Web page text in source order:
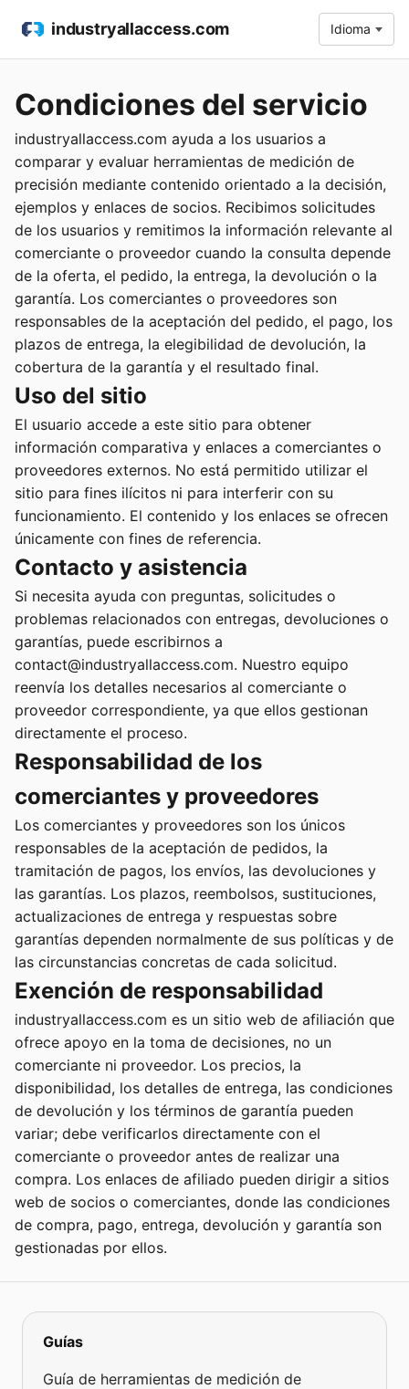
industryallaccess.com Idioma
Condiciones del servicio
industryallaccess.com ayuda a los usuarios a
comparar y evaluar herramientas de medición de
precisión mediante contenido orientado a la decisión,
ejemplos y enlaces de socios. Recibimos solicitudes
de los usuarios y remitimos la información relevante al
comerciante o proveedor cuando la consulta depende
de la oferta, el pedido, la entrega, la devolución o la
garantía. Los comerciantes o proveedores son
responsables de la aceptación del pedido, el pago, los
plazos de entrega, la elegibilidad de devolución, la
cobertura de la garantía y el resultado final.
Uso del sitio
El usuario accede a este sitio para obtener
información comparativa y enlaces a comerciantes o
proveedores externos. No está permitido utilizar el
sitio para fines ilícitos ni para interferir con su
funcionamiento. El contenido y los enlaces se ofrecen
únicamente con fines de referencia.
Contacto y asistencia
Si necesita ayuda con preguntas, solicitudes o
problemas relacionados con entregas, devoluciones o
garantías, puede escribirnos a
contact@industryallaccess.com. Nuestro equipo
reenvía los detalles necesarios al comerciante o
proveedor correspondiente, ya que ellos gestionan
directamente el proceso.
Responsabilidad de los
comerciantes y proveedores
Los comerciantes y proveedores son los únicos
responsables de la aceptación de pedidos, la
tramitación de pagos, los envíos, las devoluciones y
las garantías. Los plazos, reembolsos, sustituciones,
actualizaciones de entrega y respuestas sobre
garantías dependen normalmente de sus políticas y de
las circunstancias concretas de cada solicitud.
Exención de responsabilidad
industryallaccess.com es un sitio web de afiliación que
ofrece apoyo en la toma de decisiones, no un
comerciante ni proveedor. Los precios, la
disponibilidad, los detalles de entrega, las condiciones
de devolución y los términos de garantía pueden
variar; debe verificarlos directamente con el
comerciante o proveedor antes de realizar una
compra. Los enlaces de afiliado pueden dirigir a sitios
web de socios o comerciantes, donde las condiciones
de compra, pago, entrega, devolución y garantía son
gestionadas por ellos.
Guías
Guía de herramientas de medición de